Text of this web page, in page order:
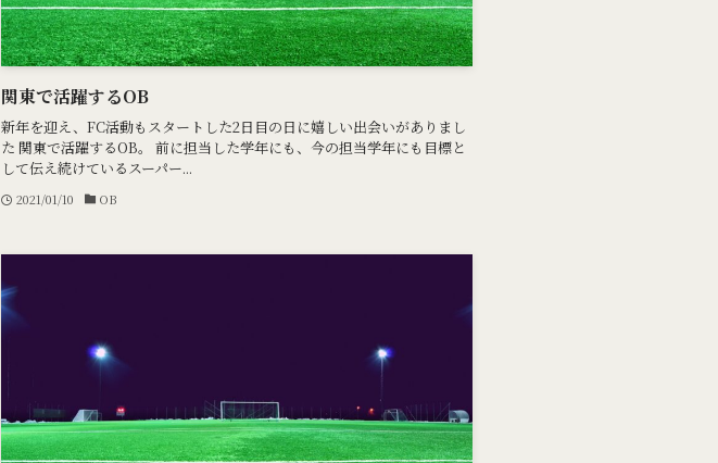
関東で活躍するOB
新年を迎え、FC活動もスタートした2日目の日に嬉しい出会いがありまし
た 関東で活躍するOB。 前に担当した学年にも、今の担当学年にも目標と
して伝え続けているスーパー...
2021/01/10 OB